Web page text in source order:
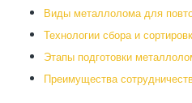
Виды металлолома для
Технологии сбора и
Этапы подготовки
Преимущества